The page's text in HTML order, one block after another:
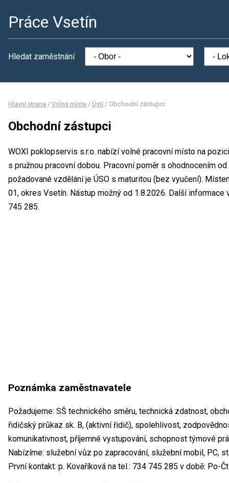
Práce Vsetín
Hledat zaměstnání
Hlavní strana / Volná místa / Ústí / Obchodní zástupci
Obchodní zástupci
WOXI poklopservis s.r.o. nabízí volné pracovní místo na
s pružnou pracovní dobou. Pracovní poměr s ohodnocením
požadované vzdělání je ÚSO s maturitou (bez vyučení).
01, okres Vsetín. Nástup možný od 1.8.2026. Další
745 285.
Poznámka zaměstnavatele
Požadujeme: SŠ technického směru, technická zdatnost,
řidičský průkaz sk. B, (aktivní řidič), spolehlivost,
komunikativnost, příjemné vystupování, schopnost týmové
Nabízíme: služební vůz po zapracování, služební mobil, PC,
První kontakt: p. Kovaříková na tel.: 734 745 285 v době: Po-